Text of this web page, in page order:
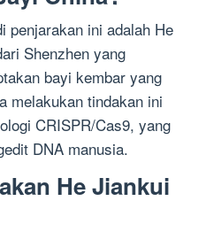
penjarakan ini adalah He
Shenzhen yang
bayi kembar yang
melakukan tindakan ini
CRISPR/Cas9, yang
DNA manusia.
He Jiankui